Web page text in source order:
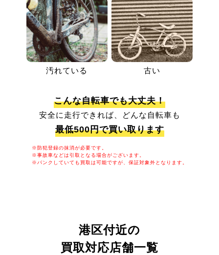
汚れている 古い
こんな自転車でも大丈夫！
安全に走行できれば、どんな自転車も
最低500円で買い取ります
※防犯登録の抹消が必要です。
※事故車などは引取となる場合がございます。
※パンクしていても買取は可能ですが、保証対象外となります。
港区付近の
買取対応店舗一覧